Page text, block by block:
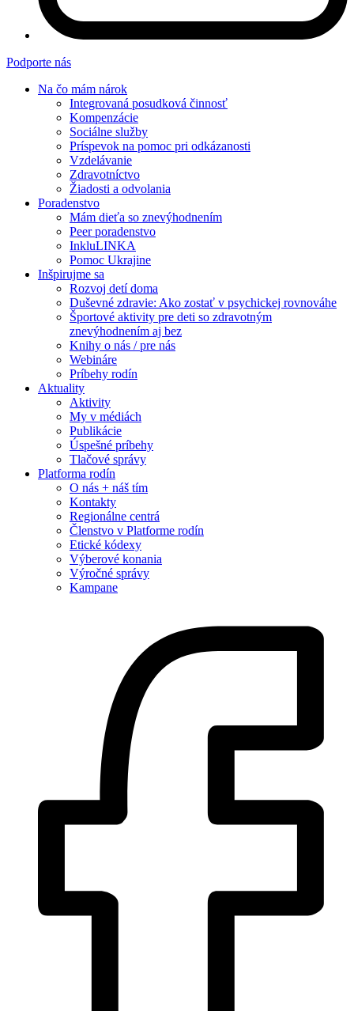
Podporte nás
Na čo mám nárok
Integrovaná posudková činnosť
Kompenzácie
Sociálne služby
Príspevok na pomoc pri odkázanosti
Vzdelávanie
Zdravotníctvo
Žiadosti a odvolania
Poradenstvo
Mám dieťa so znevýhodnením
Peer poradenstvo
InkluLINKA
Pomoc Ukrajine
Inšpirujme sa
Rozvoj detí doma
Duševné zdravie: Ako zostať v psychickej rovnováhe
Športové aktivity pre deti so zdravotným
znevýhodnením aj bez
Knihy o nás / pre nás
Webináre
Príbehy rodín
Aktuality
Aktivity
My v médiách
Publikácie
Úspešné príbehy
Tlačové správy
Platforma rodín
O nás + náš tím
Kontakty
Regionálne centrá
Členstvo v Platforme rodín
Etické kódexy
Výberové konania
Výročné správy
Kampane